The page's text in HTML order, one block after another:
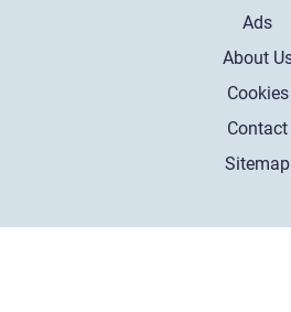
Ads
About
Cookies
Contact
Sitemap